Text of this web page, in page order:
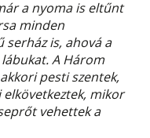
a nyoma is eltűnt
minden
serház is, ahová a
A Három
pesti szentek,
elkövetkeztek, mikor
vehettek a